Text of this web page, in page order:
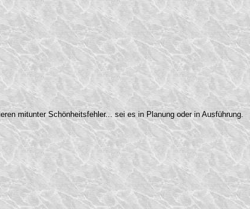
mitunter Schönheitsfehler... sei es in Planung oder in Ausführung.